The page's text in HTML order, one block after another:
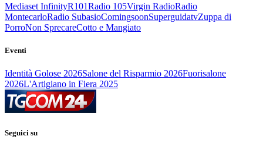
Mediaset InfinityR101Radio 105Virgin RadioRadio
MontecarloRadio SubasioComingsoonSuperguidatvZuppa di
PorroNon SprecareCotto e Mangiato
Eventi
Identità Golose 2026Salone del Risparmio 2026Fuorisalone
2026L'Artigiano in Fiera 2025
Seguici su